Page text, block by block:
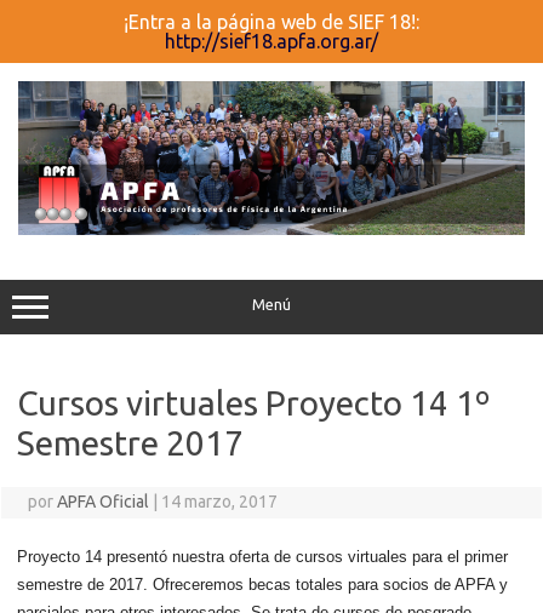
¡Entra a la página web de SIEF 18!:
http://sief18.apfa.org.ar/
contenido
Menú
Cursos virtuales Proyecto 14 1º
Semestre 2017
porAPFA Oficial 14 marzo, 2017
Proyecto 14 presentó nuestra oferta de cursos virtuales para el primer
semestre de 2017. Ofreceremos becas totales para socios de APFA y